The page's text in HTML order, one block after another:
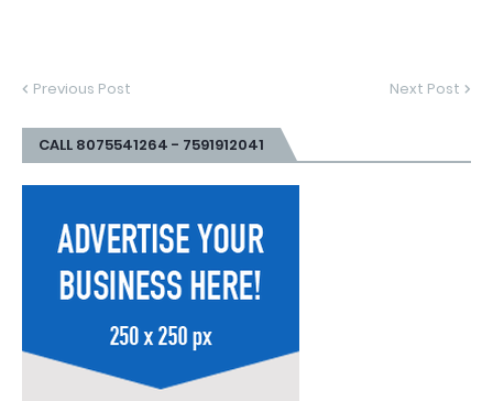
Previous Post Next Post
CALL 8075541264 - 7591912041